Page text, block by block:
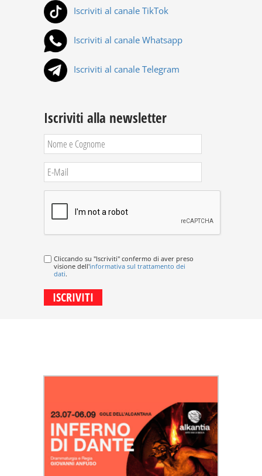
Iscriviti al canale TikTok
Iscriviti al canale Whatsapp
Iscriviti al canale Telegram
Iscriviti alla newsletter
Cliccando su "Iscriviti" confermo di aver preso
visione dell'informativa sul trattamento dei
dati.